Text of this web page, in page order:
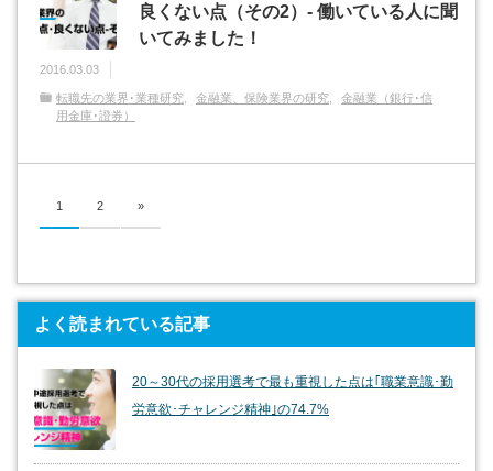
良くない点（その2）- 働いている人に聞
いてみました！
2016.03.03
転職先の業界･業種研究 金融業、保険業界の研究
金融業（銀行･信
用金庫･證券）
1 2 »
よく読まれている記事
20～30代の採用選考で最も重視した点は｢職業意識･勤
労意欲･チャレンジ精神｣の74.7%